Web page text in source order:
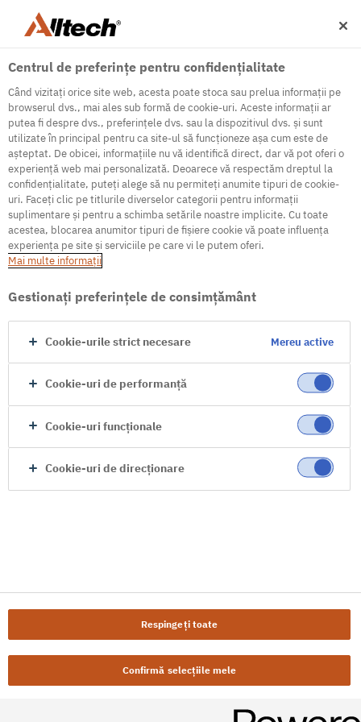
500
Internal Error Server
It seems we're experiencing some technical
difficulties. Try refreshing the page or go to the
homepage
Go to Homepage
Centrul de preferințe pentru confidențialitate
Când vizitați orice site web, acesta poate stoca sau prelua informații pe
browserul dvs., mai ales sub formă de cookie-uri. Aceste informații ar
putea fi despre dvs., preferințele dvs. sau la dispozitivul dvs. și sunt
utilizate în principal pentru ca site-ul să funcționeze așa cum este de
așteptat. De obicei, informațiile nu vă identifică direct, dar vă pot oferi o
experiență web mai personalizată. Deoarece vă respectăm dreptul la
confidențialitate, puteți alege să nu permiteți anumite tipuri de cookie-
uri. Faceți clic pe titlurile diverselor categorii pentru informații
suplimentare și pentru a schimba setările noastre implicite. Cu toate
acestea, blocarea anumitor tipuri de fișiere cookie vă poate influența
experiența pe site și serviciile pe care vi le putem oferi.
Mai multe informaţii
Gestionați preferințele de consimțământ
Cookie-urile strict necesare Mereu active
Cookie-uri de performanță
Cookie-uri funcționale
Cookie-uri de direcționare
Respingeți toate
Confirmă selecțiile mele